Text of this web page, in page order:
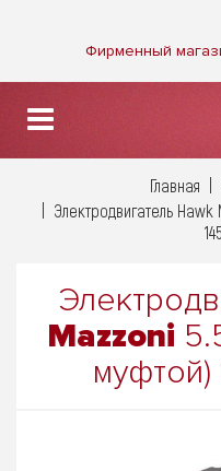
Фирменный
Главная
Электродвигатель
Mazzoni